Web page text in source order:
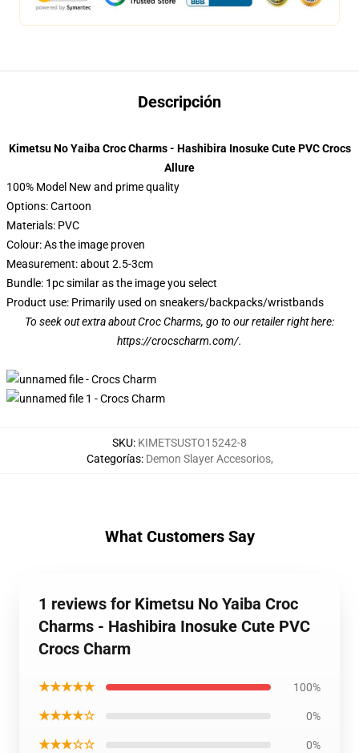
Descripción
Kimetsu No Yaiba Croc Charms - Hashibira Inosuke Cute PVC Crocs
Allure
100% Model New and prime quality
Options: Cartoon
Materials: PVC
Colour: As the image proven
Measurement: about 2.5-3cm
Bundle: 1pc similar as the image you select
Product use: Primarily used on sneakers/backpacks/wristbands
To seek out extra about Croc Charms, go to our retailer right here:
https://crocscharm.com/.
SKU: KIMETSUSTO15242-8
Categorías: Demon Slayer Accesorios,
What Customers Say
1 reviews for Kimetsu No Yaiba Croc
Charms - Hashibira Inosuke Cute PVC
Crocs Charm
★★★★★ 100%
★★★★☆ 0%
★★★☆☆ 0%